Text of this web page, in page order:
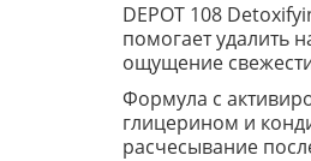
DEPOT 108
помогает удалить
ощущение
Формула с
глицерином и
расчесывание